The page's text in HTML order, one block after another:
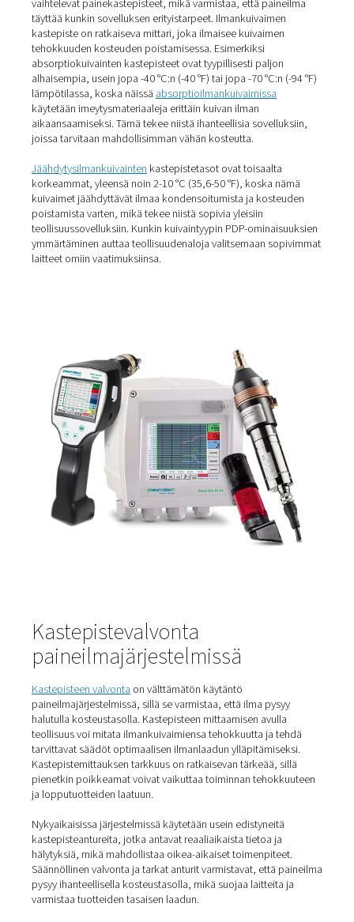
Erityyppiset ilmankuivaimet on suunniteltu
vaihtelevat painekastepisteet, mikä varmistaa, että
täyttää kunkin sovelluksen erityistarpeet.
kastepiste on ratkaiseva mittari, joka ilmaisee
tehokkuuden kosteuden poistamisessa. Esimerkiksi
absorptiokuivainten kastepisteet ovat tyypillisesti paljon
alhaisempia, usein jopa -40 °C:n (-40 °F) tai jopa -70
lämpötilassa, koska näissäabsorptioilmankuivaimissa
käytetään imeytysmateriaaleja erittäin kuivan ilman
aikaansaamiseksi. Tämä tekee niistä ihanteellisia
korkeammat, yleensä noin 2-10 °C (35,6-50 °F), koska
kuivaimet jäähdyttävät ilmaa kondensoitumista ja
poistamista varten, mikä tekee niistä sopivia yleisiin
teollisuussovelluksiin. Kunkin kuivaintyypin PDP-
ymmärtäminen auttaa teollisuudenaloja valitsemaan
laitteet omiin vaatimuksiinsa.